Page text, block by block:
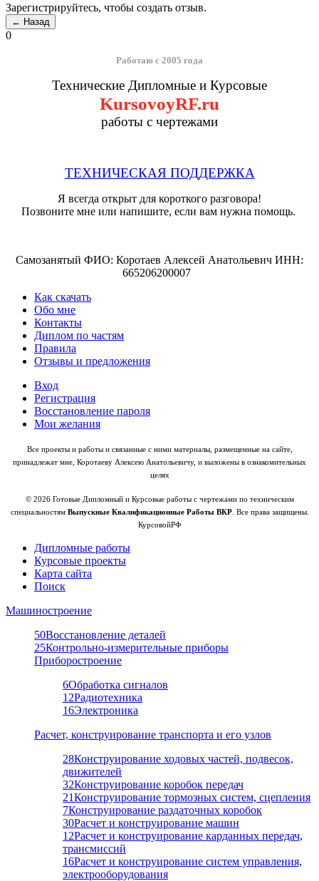
Зарегистрируйтесь, чтобы создать отзыв.
0
Работаю с 2005 года
Технические Дипломные и Курсовые
KursovoyRF.ru
работы с чертежами
ТЕХНИЧЕСКАЯ ПОДДЕРЖКА
Я всегда открыт для короткого разговора!
Позвоните мне или напишите, если вам нужна помощь.
Самозанятый ФИО: Коротаев Алексей Анатольевич ИНН:
665206200007
Как скачать
Обо мне
Контакты
Диплом по частям
Правила
Отзывы и предложения
Вход
Регистрация
Восстановление пароля
Мои желания
Все проекты и работы и связанные с ними материалы, размещенные на сайте,
принадлежат мне, Коротаеву Алексею Анатольевичу, и выложены в ознакомительных
целях
© 2026 Готовые Дипломный и Курсовые работы с чертежами по техническим
специальностям Выпускные Квалификационные Работы ВКР. Все права защищены.
КурсовойРФ
Дипломные работы
Курсовые проекты
Карта сайта
Поиск
Машиностроение
50Восстановление деталей
25Контрольно-измерительные приборы
Приборостроение
6Обработка сигналов
12Радиотехника
16Электроника
Расчет, конструирование транспорта и его узлов
28Конструирование ходовых частей, подвесок,
движителей
32Конструирование коробок передач
21Конструирование тормозных систем, сцепления
7Конструирование раздаточных коробок
30Расчет и конструирование машин
12Расчет и конструирование карданных передач,
трансмиссий
16Расчет и конструирование систем управления,
электрооборудования